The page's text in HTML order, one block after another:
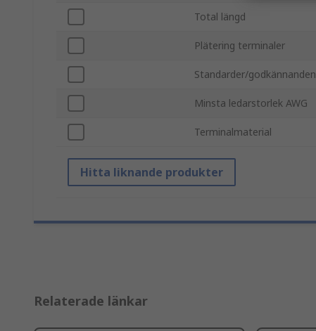
Total längd
Plätering terminaler
Standarder/godkännanden
Minsta ledarstorlek AWG
Terminalmaterial
Hitta liknande produkter
Relaterade länkar